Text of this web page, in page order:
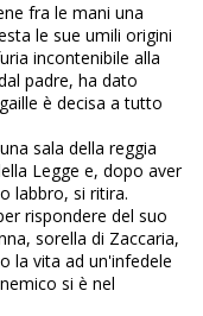
fra le mani una
le sue umili origini
incontenibile alla
padre, ha dato
è decisa a tutto
sala della reggia
Legge e, dopo aver
labbro, si ritira.
rispondere del suo
sorella di Zaccaria,
la vita ad un'infedele
si è nel